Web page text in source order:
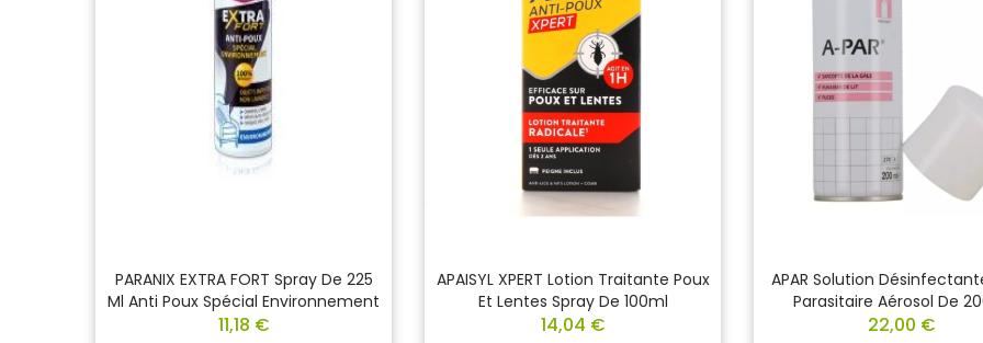
PARANIX EXTRA FORT Spray De 225
Ml Anti Poux Spécial Environnement
11,18 €
APAISYL XPERT Lotion Traitante Poux
Et Lentes Spray De 100ml
14,04 €
APAR Solution
Parasitaire Aérosol De
22,00 €